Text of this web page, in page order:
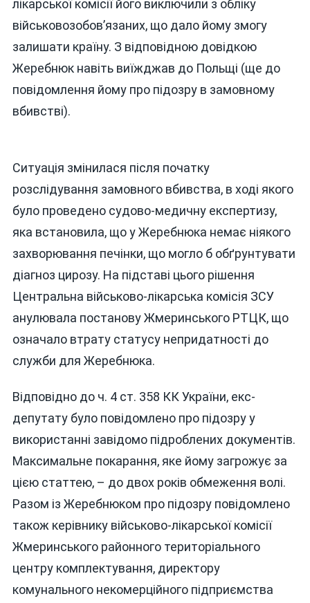
лікарської комісії його виключили з обліку
військовозобов’язаних, що дало йому змогу
залишати країну. З відповідною довідкою
Жеребнюк навіть виїжджав до Польщі (ще до
повідомлення йому про підозру в замовному
вбивстві).
Ситуація змінилася після початку
розслідування замовного вбивства, в ході якого
було проведено судово-медичну експертизу,
яка встановила, що у Жеребнюка немає ніякого
захворювання печінки, що могло б обґрунтувати
діагноз цирозу. На підставі цього рішення
Центральна військово-лікарська комісія ЗСУ
анулювала постанову Жмеринського РТЦК, що
означало втрату статусу непридатності до
служби для Жеребнюка.
Відповідно до ч. 4 ст. 358 КК України, екс-
депутату було повідомлено про підозру у
використанні завідомо підроблених документів.
Максимальне покарання, яке йому загрожує за
цією статтею, – до двох років обмеження волі.
Разом із Жеребнюком про підозру повідомлено
також керівнику військово-лікарської комісії
Жмеринського районного територіального
центру комплектування, директору
комунального некомерційного підприємства